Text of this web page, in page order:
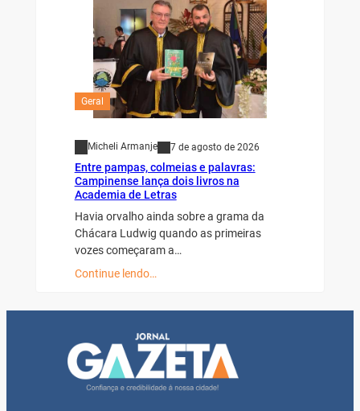
Geral
Micheli Armanje 7 de agosto de 2026
Entre pampas, colmeias e palavras:
Campinense lança dois livros na
Academia de Letras
Havia orvalho ainda sobre a grama da
Chácara Ludwig quando as primeiras
vozes começaram a…
Continue lendo…